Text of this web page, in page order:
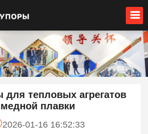
для тепловых агрегатов
медной плавки
2026-01-16 16:52:33